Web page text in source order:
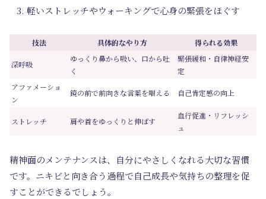
軽いストレッチやウォーキングで心身の緊張をほぐす
技法 具体的なやり方 得られる効果
深呼吸
ゆっくり鼻から吸い、口から吐
く
緊張緩和・自律神経安
定
アファメーショ
ン
鏡の前で前向きな言葉を唱える 自己肯定感の向上
ストレッチ 肩や首をゆっくりと伸ばす
血行促進・リフレッシ
ュ
精神面のメンテナンスは、自分にやさしくなれる大切な習慣
です。ニキビと向き合う過程で自己成長や気持ちの整理を促
すことができるでしょう。